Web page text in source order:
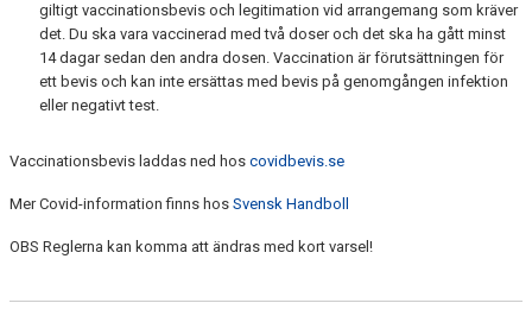
giltigt vaccinationsbevis och legitimation vid arrangemang som kräver
det. Du ska vara vaccinerad med två doser och det ska ha gått minst
14 dagar sedan den andra dosen. Vaccination är förutsättningen för
ett bevis och kan inte ersättas med bevis på genomgången infektion
eller negativt test.
Vaccinationsbevis laddas ned hos covidbevis.se
Mer Covid-information finns hos Svensk Handboll
OBS Reglerna kan komma att ändras med kort varsel!